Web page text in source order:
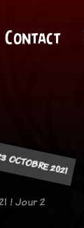
Contact
OCTOBRE 2021
! Jour 2